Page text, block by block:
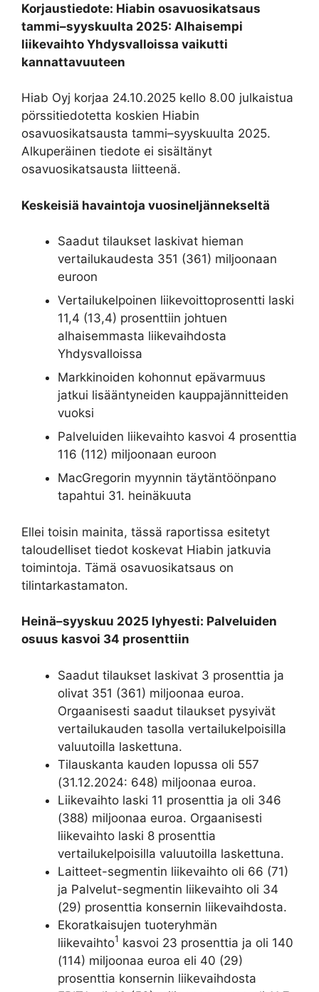
Korjaustiedote: Hiabin osavuosikatsaus
tammi–syyskuulta 2025: Alhaisempi
liikevaihto Yhdysvalloissa vaikutti
kannattavuuteen
Hiab Oyj korjaa 24.10.2025 kello 8.00 julkaistua
pörssitiedotetta koskien Hiabin
osavuosikatsausta tammi–syyskuulta 2025.
Alkuperäinen tiedote ei sisältänyt
osavuosikatsausta liitteenä.
Keskeisiä havaintoja vuosineljännekseltä
Saadut tilaukset laskivat hieman
vertailukaudesta 351 (361) miljoonaan
euroon
Vertailukelpoinen liikevoittoprosentti laski
11,4 (13,4) prosenttiin johtuen
alhaisemmasta liikevaihdosta
Yhdysvalloissa
Markkinoiden kohonnut epävarmuus
jatkui lisääntyneiden kauppajännitteiden
vuoksi
Palveluiden liikevaihto kasvoi 4 prosenttia
116 (112) miljoonaan euroon
MacGregorin myynnin täytäntöönpano
tapahtui 31. heinäkuuta
Ellei toisin mainita, tässä raportissa esitetyt
taloudelliset tiedot koskevat Hiabin jatkuvia
toimintoja. Tämä osavuosikatsaus on
tilintarkastamaton.
Heinä–syyskuu 2025 lyhyesti: Palveluiden
osuus kasvoi 34 prosenttiin
Saadut tilaukset laskivat 3 prosenttia ja
olivat 351 (361) miljoonaa euroa.
Orgaanisesti saadut tilaukset pysyivät
vertailukauden tasolla vertailukelpoisilla
valuutoilla laskettuna.
Tilauskanta kauden lopussa oli 557
(31.12.2024: 648) miljoonaa euroa.
Liikevaihto laski 11 prosenttia ja oli 346
(388) miljoonaa euroa. Orgaanisesti
liikevaihto laski 8 prosenttia
vertailukelpoisilla valuutoilla laskettuna.
Laitteet-segmentin liikevaihto oli 66 (71)
ja Palvelut-segmentin liikevaihto oli 34
(29) prosenttia konsernin liikevaihdosta.
Ekoratkaisujen tuoteryhmän
liikevaihto1 kasvoi 23 prosenttia ja oli 140
(114) miljoonaa euroa eli 40 (29)
prosenttia konsernin liikevaihdosta